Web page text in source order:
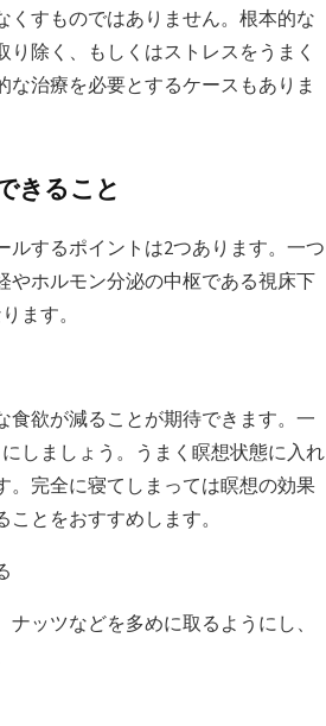
くすものではありません。根本的な
除く、もしくはストレスをうまく
治療を必要とするケースもありま
きること
するポイントは2つあります。一つ
やホルモン分泌の中枢である視床下
ます。
食欲が減ることが期待できます。一
しましょう。うまく瞑想状態に入れ
。完全に寝てしまっては瞑想の効果
とをおすすめします。
ッツなどを多めに取るようにし、